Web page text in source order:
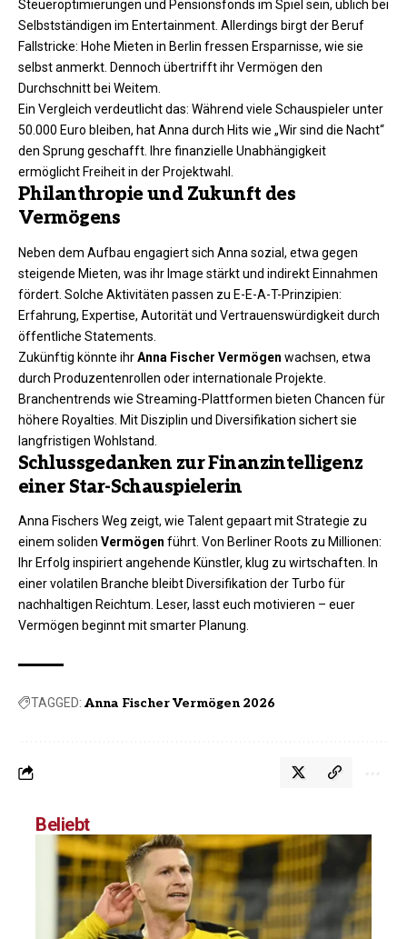
Steueroptimierungen und Pensionsfonds im Spiel sein, üblich bei
Selbstständigen im Entertainment. Allerdings birgt der Beruf
Fallstricke: Hohe Mieten in Berlin fressen Ersparnisse, wie sie
selbst anmerkt. Dennoch übertrifft ihr Vermögen den
Durchschnitt bei Weitem.
Ein Vergleich verdeutlicht das: Während viele Schauspieler unter
50.000 Euro bleiben, hat Anna durch Hits wie „Wir sind die Nacht“
den Sprung geschafft. Ihre finanzielle Unabhängigkeit
ermöglicht Freiheit in der Projektwahl.
Philanthropie und Zukunft des
Vermögens
Neben dem Aufbau engagiert sich Anna sozial, etwa gegen
steigende Mieten, was ihr Image stärkt und indirekt Einnahmen
fördert. Solche Aktivitäten passen zu E-E-A-T-Prinzipien:
Erfahrung, Expertise, Autorität und Vertrauenswürdigkeit durch
öffentliche Statements.
Zukünftig könnte ihrAnna Fischer Vermögen wachsen, etwa
durch Produzentenrollen oder internationale Projekte.
Branchentrends wie Streaming-Plattformen bieten Chancen für
höhere Royalties. Mit Disziplin und Diversifikation sichert sie
langfristigen Wohlstand.​
Schlussgedanken zur Finanzintelligenz
einer Star-Schauspielerin
Anna Fischers Weg zeigt, wie Talent gepaart mit Strategie zu
einem soliden Vermögen führt. Von Berliner Roots zu Millionen:
Ihr Erfolg inspiriert angehende Künstler, klug zu wirtschaften. In
einer volatilen Branche bleibt Diversifikation der Turbo für
nachhaltigen Reichtum. Leser, lasst euch motivieren – euer
Vermögen beginnt mit smarter Planung.
TAGGED: Anna Fischer Vermögen 2026
Beliebt